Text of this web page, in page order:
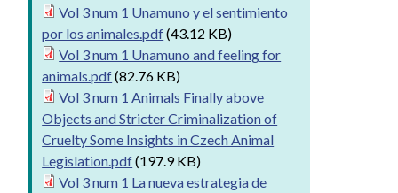
Vol 3 num 1 Unamuno y el sentimiento
por los animales.pdf(43.12 KB)
Vol 3 num 1 Unamuno and feeling for
animals.pdf(82.76 KB)
Vol 3 num 1 Animals Finally above
Objects and Stricter Criminalization of
Cruelty Some Insights in Czech Animal
Legislation.pdf(197.9 KB)
Vol 3 num 1 La nueva estrategia de